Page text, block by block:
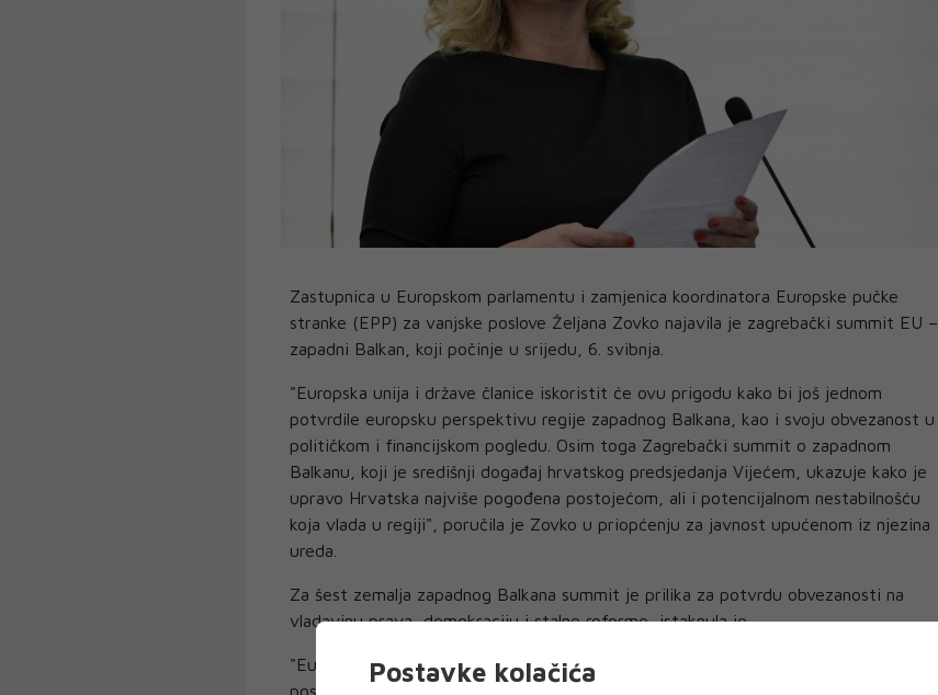
Zastupnica u Europskom parlamentu i zamjenica koordinatora Europske pučke
stranke (EPP) za vanjske poslove Željana Zovko najavila je zagrebački summit EU –
zapadni Balkan, koji počinje u srijedu, 6. svibnja.
"Europska unija i države članice iskoristit će ovu prigodu kako bi još jednom
potvrdile europsku perspektivu regije zapadnog Balkana, kao i svoju obvezanost u
političkom i financijskom pogledu. Osim toga Zagrebački summit o zapadnom
Balkanu, koji je središnji događaj hrvatskog predsjedanja Vijećem, ukazuje kako je
upravo Hrvatska najviše pogođena postojećom, ali i potencijalnom nestabilnošću
koja vlada u regiji", poručila je Zovko u priopćenju za javnost upućenom iz njezina
ureda.
Za šest zemalja zapadnog Balkana summit je prilika za potvrdu obvezanosti na
vladavinu prava, demokraciju i stalne reforme, istaknula je.
"Europska unija iskazala je solidarnost prema partnerima sa zapadnog Balkana
posebno u ovom kriznom vremenu. Summit će kao primjer naših bliskih i partnerskih
Postavke kolačića